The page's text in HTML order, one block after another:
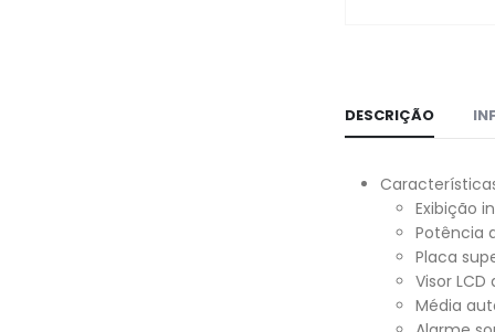
DESCRIÇÃO
Exibição
Potência
Placa
Visor
Média